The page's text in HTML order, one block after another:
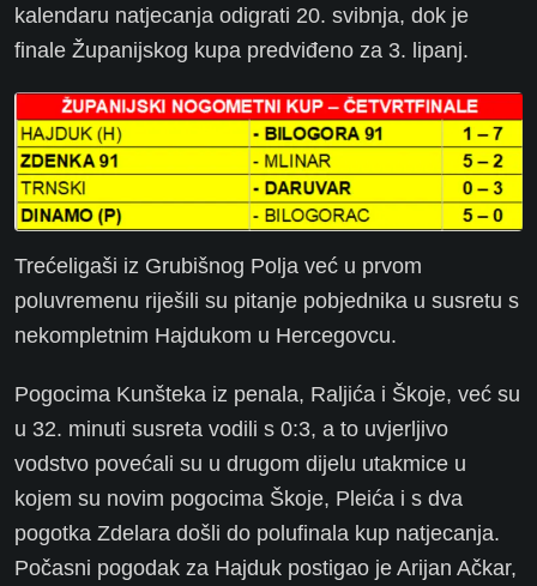
kalendaru natjecanja odigrati 20. svibnja, dok je
finale Županijskog kupa predviđeno za 3. lipanj.
Trećeligaši iz Grubišnog Polja već u prvom
poluvremenu riješili su pitanje pobjednika u susretu s
nekompletnim Hajdukom u Hercegovcu.
Pogocima Kunšteka iz penala, Raljića i Škoje, već su
u 32. minuti susreta vodili s 0:3, a to uvjerljivo
vodstvo povećali su u drugom dijelu utakmice u
kojem su novim pogocima Škoje, Pleića i s dva
pogotka Zdelara došli do polufinala kup natjecanja.
Počasni pogodak za Hajduk postigao je Arijan Ačkar,